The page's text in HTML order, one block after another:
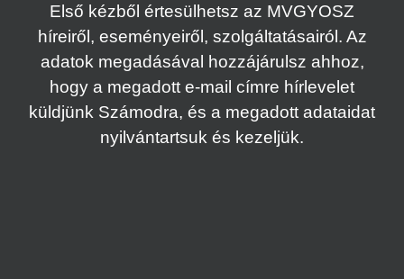
Első kézből értesülhetsz az MVGYOSZ
híreiről, eseményeiről, szolgáltatásairól. Az
adatok megadásával hozzájárulsz ahhoz,
hogy a megadott e-mail címre hírlevelet
küldjünk Számodra, és a megadott adataidat
nyilvántartsuk és kezeljük.